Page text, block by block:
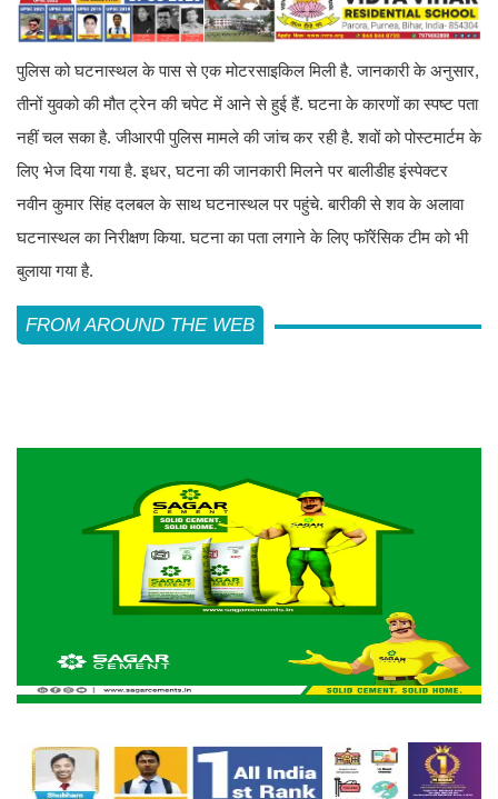
पुलिस को घटनास्थल के पास से एक मोटरसाइकिल मिली है. जानकारी के अनुसार,
तीनों युवको की मौत ट्रेन की चपेट में आने से हुई हैं. घटना के कारणों का स्पष्ट पता
नहीं चल सका है. जीआरपी पुलिस मामले की जांच कर रही है. शवों को पोस्टमार्टम के
लिए भेज दिया गया है. इधर, घटना की जानकारी मिलने पर बालीडीह इंस्पेक्टर
नवीन कुमार सिंह दलबल के साथ घटनास्थल पर पहुंचे. बारीकी से शव के अलावा
घटनास्थल का निरीक्षण किया. घटना का पता लगाने के लिए फॉरेंसिक टीम को भी
बुलाया गया है.
FROM AROUND THE WEB